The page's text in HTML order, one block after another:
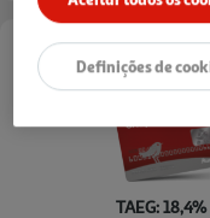
TAEG: 18,4%
Definições de